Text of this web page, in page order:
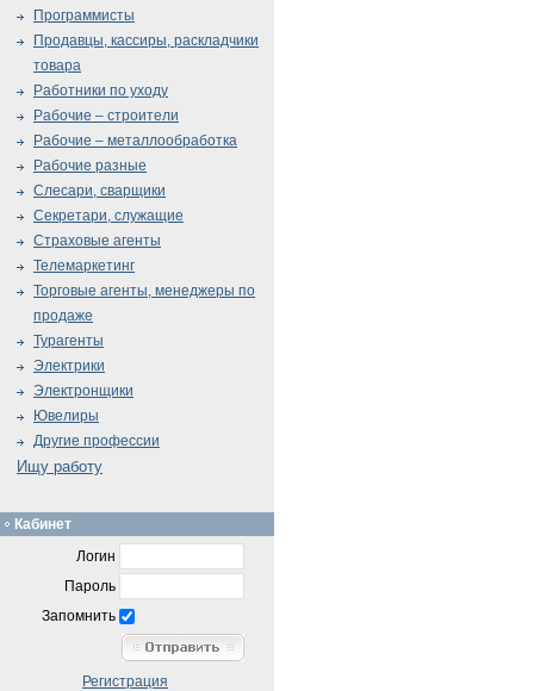
Программисты
Продавцы, кассиры, раскладчики
товара
Работники по уходу
Рабочие – строители
Рабочие – металлообработка
Рабочие разные
Слесари, сварщики
Секретари, служащие
Страховые агенты
Телемаркетинг
Торговые агенты, менеджеры по
продаже
Турагенты
Электрики
Электронщики
Ювелиры
Другие профессии
Ищу работу
Кабинет
Логин
Пароль
Запомнить
Регистрация